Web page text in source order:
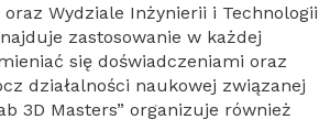
Wydziale Inżynierii i Technologii
zastosowanie w każdej
się doświadczeniami oraz
działalności naukowej związanej
3D Masters” organizuje również